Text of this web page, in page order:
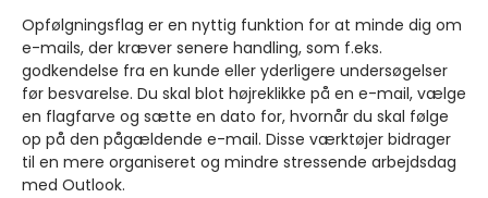
Opfølgningsflag er en nyttig funktion for at minde dig om
e-mails, der kræver senere handling, som f.eks.
godkendelse fra en kunde eller yderligere undersøgelser
før besvarelse. Du skal blot højreklikke på en e-mail, vælge
en flagfarve og sætte en dato for, hvornår du skal følge
op på den pågældende e-mail. Disse værktøjer bidrager
til en mere organiseret og mindre stressende arbejdsdag
med Outlook.